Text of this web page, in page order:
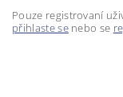
Pouze registrovaní
přihlaste senebo se